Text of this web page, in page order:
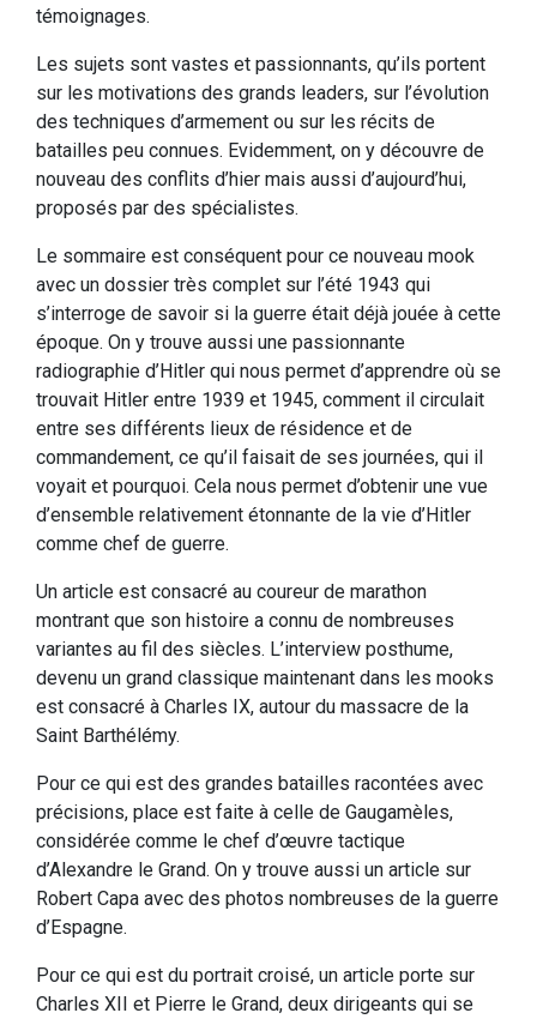
témoignages.
Les sujets sont vastes et passionnants, qu’ils portent
sur les motivations des grands leaders, sur l’évolution
des techniques d’armement ou sur les récits de
batailles peu connues. Evidemment, on y découvre de
nouveau des conflits d’hier mais aussi d’aujourd’hui,
proposés par des spécialistes.
Le sommaire est conséquent pour ce nouveau mook
avec un dossier très complet sur l’été 1943 qui
s’interroge de savoir si la guerre était déjà jouée à cette
époque. On y trouve aussi une passionnante
radiographie d’Hitler qui nous permet d’apprendre où se
trouvait Hitler entre 1939 et 1945, comment il circulait
entre ses différents lieux de résidence et de
commandement, ce qu’il faisait de ses journées, qui il
voyait et pourquoi. Cela nous permet d’obtenir une vue
d’ensemble relativement étonnante de la vie d’Hitler
comme chef de guerre.
Un article est consacré au coureur de marathon
montrant que son histoire a connu de nombreuses
variantes au fil des siècles. L’interview posthume,
devenu un grand classique maintenant dans les mooks
est consacré à Charles IX, autour du massacre de la
Saint Barthélémy.
Pour ce qui est des grandes batailles racontées avec
précisions, place est faite à celle de Gaugamèles,
considérée comme le chef d’œuvre tactique
d’Alexandre le Grand. On y trouve aussi un article sur
Robert Capa avec des photos nombreuses de la guerre
d’Espagne.
Pour ce qui est du portrait croisé, un article porte sur
Charles XII et Pierre le Grand, deux dirigeants qui se